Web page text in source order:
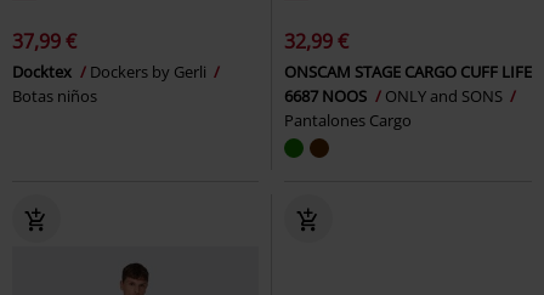
37,99 €
Docktex
Dockers by Gerli
Botas niños
32,99 €
ONSCAM STAGE CARGO CUFF LIFE
6687 NOOS
ONLY and SONS
Pantalones Cargo